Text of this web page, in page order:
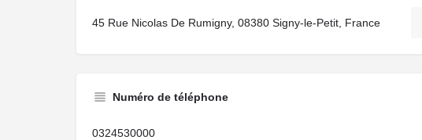
45 Rue Nicolas De Rumigny, 08380 Signy-le-Petit, France
Numéro de téléphone
0324530000